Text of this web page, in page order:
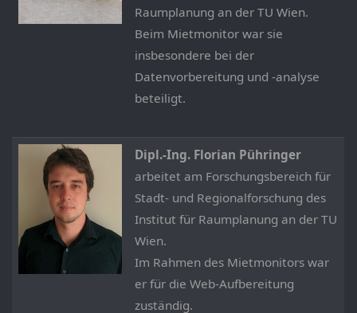
Raumplanung an der TU Wien.
Beim Mietmonitor war sie
insbesondere bei der
Datenvorbereitung und -analyse
beteiligt.
Dipl.-Ing. Florian Pühringer
arbeitet am Forschungsbereich für
Stadt- und Regionalforschung des
Institut für Raumplanung an der TU
Wien.
Im Rahmen des Mietmonitors war
er für die Web-Aufbereitung
zuständig.